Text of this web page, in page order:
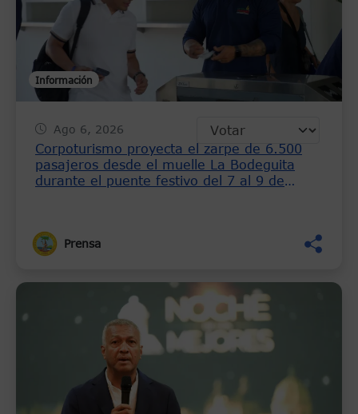
Información
Ago 6, 2026
Corpoturismo proyecta el zarpe de 6.500
pasajeros desde el muelle La Bodeguita
durante el puente festivo del 7 al 9 de
Prensa